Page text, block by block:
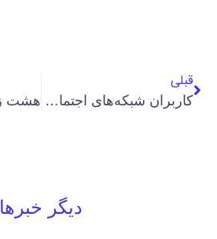
قبلی
کاربران شبکه‌های اجتماعی خواهان آزادی مهوش ثابت، زندانی عقیدتی شدند
دیگر خبرها